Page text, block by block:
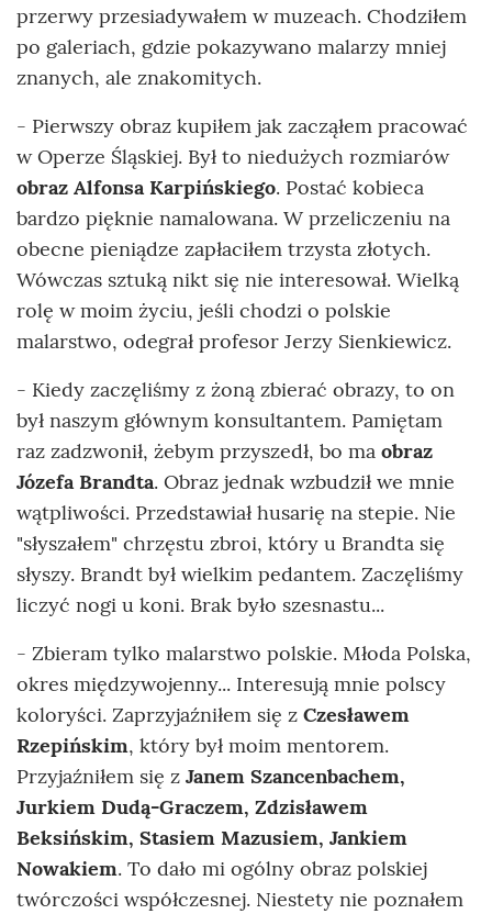
przerwy przesiadywałem w muzeach. Chodziłem
po galeriach, gdzie pokazywano malarzy mniej
znanych, ale znakomitych.
- Pierwszy obraz kupiłem jak zacząłem pracować
w Operze Śląskiej. Był to niedużych rozmiarów
obraz Alfonsa Karpińskiego. Postać kobieca
bardzo pięknie namalowana. W przeliczeniu na
obecne pieniądze zapłaciłem trzysta złotych.
Wówczas sztuką nikt się nie interesował. Wielką
rolę w moim życiu, jeśli chodzi o polskie
malarstwo, odegrał profesor Jerzy Sienkiewicz.
- Kiedy zaczęliśmy z żoną zbierać obrazy, to on
był naszym głównym konsultantem. Pamiętam
raz zadzwonił, żebym przyszedł, bo ma obraz
Józefa Brandta. Obraz jednak wzbudził we mnie
wątpliwości. Przedstawiał husarię na stepie. Nie
"słyszałem" chrzęstu zbroi, który u Brandta się
słyszy. Brandt był wielkim pedantem. Zaczęliśmy
liczyć nogi u koni. Brak było szesnastu...
- Zbieram tylko malarstwo polskie. Młoda Polska,
okres międzywojenny... Interesują mnie polscy
koloryści. Zaprzyjaźniłem się z Czesławem
Rzepińskim, który był moim mentorem.
Przyjaźniłem się z Janem Szancenbachem,
Jurkiem Dudą-Graczem, Zdzisławem
Beksińskim, Stasiem Mazusiem, Jankiem
Nowakiem. To dało mi ogólny obraz polskiej
twórczości współczesnej. Niestety nie poznałem